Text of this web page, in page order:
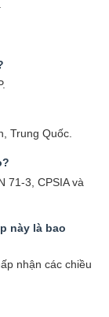
Trung Quốc.
71-3, CPSIA và
này là bao
nhận các chiều